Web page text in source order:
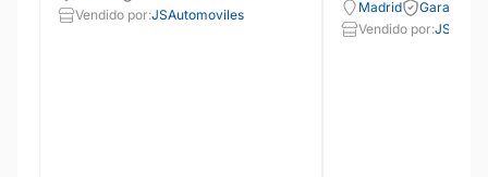
Vendido por:JSAutomoviles
Madrid
Garantía
Vendido por: